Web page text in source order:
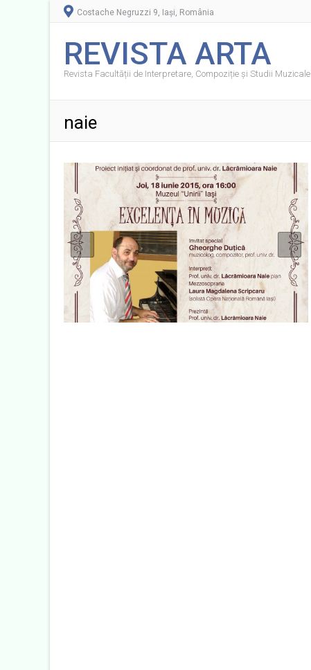
Costache Negruzzi 9, Iași, România
REVISTA ARTA
Revista Facultății de Interpretare, Compoziție și Studii Muzicale
naie